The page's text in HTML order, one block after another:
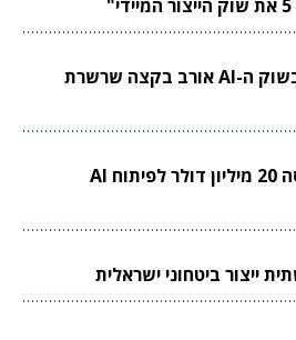
צוואר הבקבוק הבא בשוק ה-AI אורב בקצה שרשרת
Limitless Labs גייסה 20 מיליון דולר לפיתוח AI